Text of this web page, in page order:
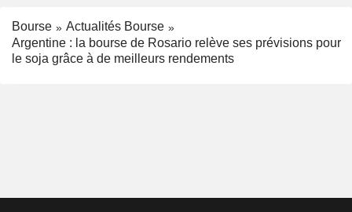
Bourse
Actualités Bourse
Argentine : la bourse de Rosario relève ses prévisions pour
le soja grâce à de meilleurs rendements